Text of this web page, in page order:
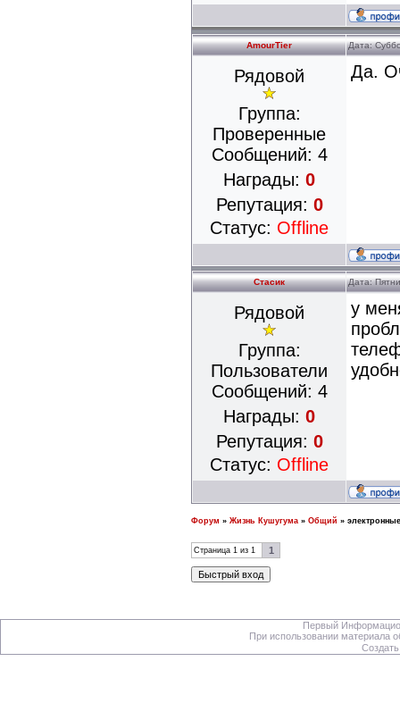
AmourTier Дата:
Рядовой
Группа:
Проверенные
Сообщений: 4
Награды: 0
Репутация: 0
Статус: Offline
Да.
Стасик Дата:
Рядовой
Группа:
Пользователи
Сообщений: 4
Награды: 0
Репутация: 0
Статус: Offline
у
Форум » Жизнь Кушугума » Общий »
Страница 1 из 1 1
Первый
При использовании материала